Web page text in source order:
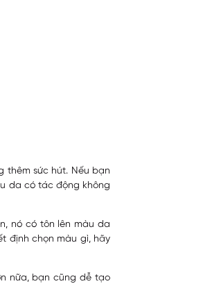
thêm sức hút. Nếu bạn
da có tác động không
nó có tôn lên màu da
định chọn màu gì, hãy
nữa, bạn cũng dễ tạo